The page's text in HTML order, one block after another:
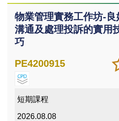
物業管理實務工作坊-良
溝通及處理投訴的實用
巧
加
入/
PE4200915
短期課程
2026.08.08